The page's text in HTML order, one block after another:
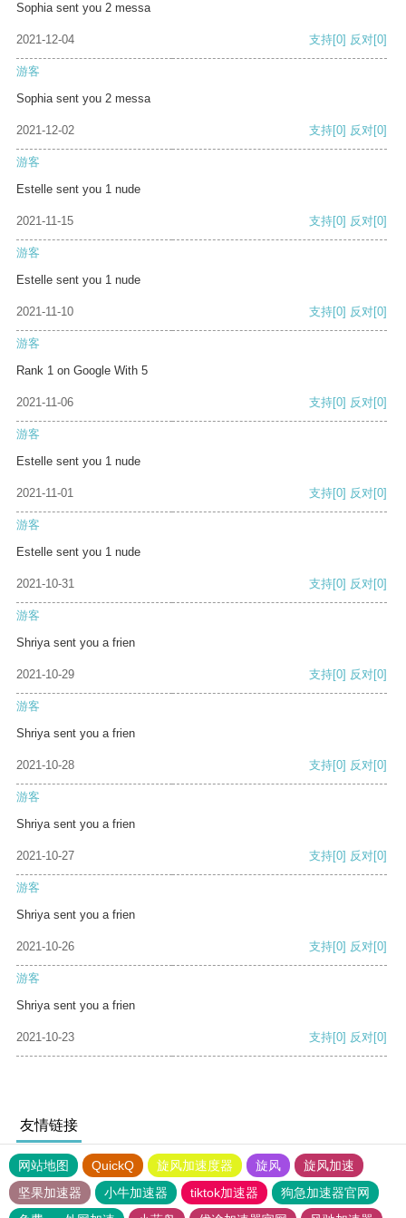
Sophia sent you 2 messa
2021-12-04 支持[0] 反对[0]
游客
Sophia sent you 2 messa
2021-12-02 支持[0] 反对[0]
游客
Estelle sent you 1 nude
2021-11-15 支持[0] 反对[0]
游客
Estelle sent you 1 nude
2021-11-10 支持[0] 反对[0]
游客
Rank 1 on Google With 5
2021-11-06 支持[0] 反对[0]
游客
Estelle sent you 1 nude
2021-11-01 支持[0] 反对[0]
游客
Estelle sent you 1 nude
2021-10-31 支持[0] 反对[0]
游客
Shriya sent you a frien
2021-10-29 支持[0] 反对[0]
游客
Shriya sent you a frien
2021-10-28 支持[0] 反对[0]
游客
Shriya sent you a frien
2021-10-27 支持[0] 反对[0]
游客
Shriya sent you a frien
2021-10-26 支持[0] 反对[0]
游客
Shriya sent you a frien
2021-10-23 支持[0] 反对[0]
友情链接
网站地图 QuickQ 旋风加速度器 旋风
旋风加速
坚果加速器
小牛加速器 tiktok加速器
狗急加速器官网